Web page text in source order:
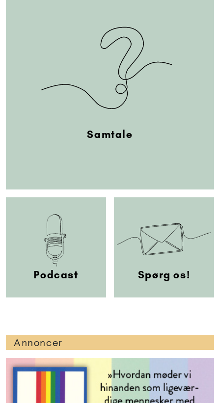
Samtale
Podcast Spørg os!
Annoncer